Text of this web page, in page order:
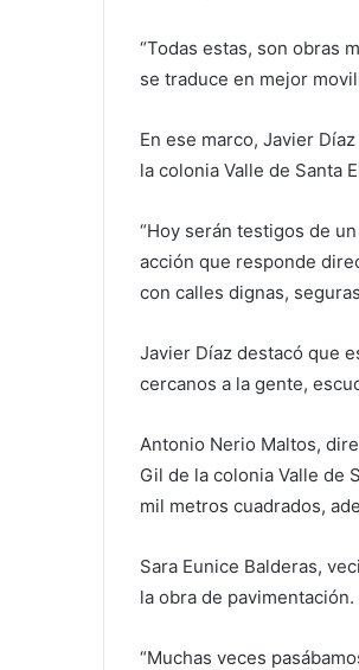
“Todas estas, son obras
se traduce en mejor
En ese marco, Javier
la colonia Valle de Santa
“Hoy serán testigos de
acción que responde
con calles dignas,
Javier Díaz destacó que
cercanos a la gente,
Antonio Nerio Maltos,
Gil de la colonia Valle de
mil metros cuadrados,
Sara Eunice Balderas,
la obra de pavimentación.
“Muchas veces